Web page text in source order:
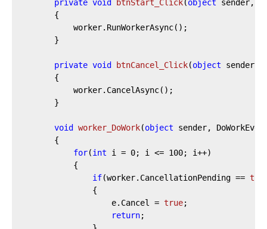
private void btnStart_Click( object sender,
private void btnCancel_Click(object sender,
void worker_DoWork(object sender,
for(int i = 0; i <= 100; i++)
if(worker.CancellationPending ==
					e.Cancel =
true;
return;